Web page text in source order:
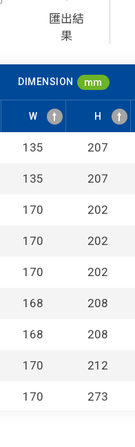
匯出結
果
DIMENSION mm
W H
135 207
135 207
170 202
170 202
170 202
168 208
168 208
170 212
170 273